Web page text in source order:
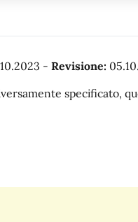
- Revisione:
specificato,